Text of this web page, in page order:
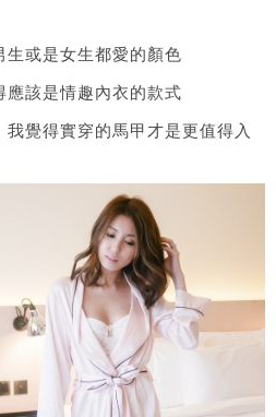
生或是女生都愛的顏色
應該是情趣內衣的款式
覺得實穿的馬甲才是更值得入